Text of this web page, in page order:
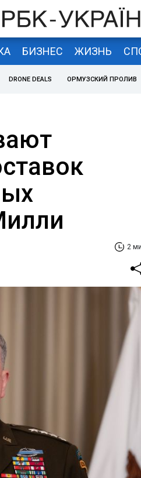
БИЗНЕС ЖИЗНЬ
DRONE DEALS ОРМУЗСКИЙ ПРОЛИВ
2